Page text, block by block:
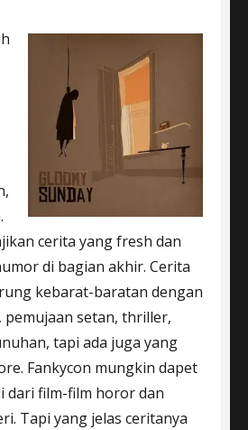
cerita yang fresh dan
di bagian akhir. Cerita
kebarat-baratan dengan
setan, thriller,
tapi ada juga yang
Fankycon mungkin dapet
dari film-film horor dan
Tapi yang jelas ceritanya